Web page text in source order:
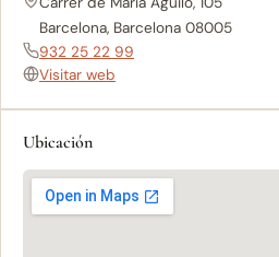
Barcelona, Barcelona 08005
932 25 22 99
Visitar web
Ubicación